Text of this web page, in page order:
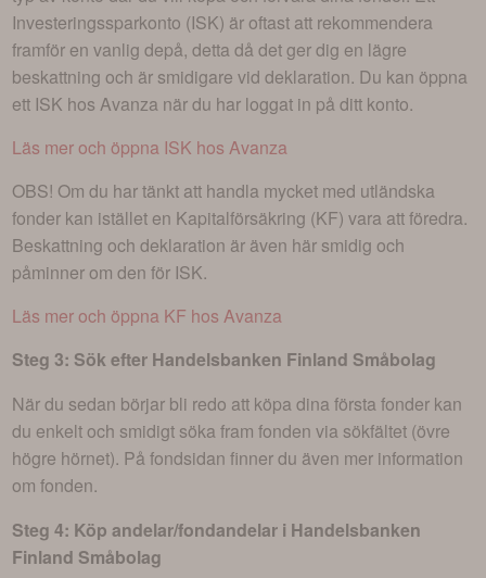
Investeringssparkonto (ISK) är oftast att rekommendera
framför en vanlig depå, detta då det ger dig en lägre
beskattning och är smidigare vid deklaration. Du kan öppna
ett ISK hos Avanza när du har loggat in på ditt konto.
Läs mer och öppna ISK hos Avanza
OBS! Om du har tänkt att handla mycket med utländska
fonder kan istället en Kapitalförsäkring (KF) vara att föredra.
Beskattning och deklaration är även här smidig och
påminner om den för ISK.
Läs mer och öppna KF hos Avanza
Steg 3: Sök efter Handelsbanken Finland Småbolag
När du sedan börjar bli redo att köpa dina första fonder kan
du enkelt och smidigt söka fram fonden via sökfältet (övre
högre hörnet). På fondsidan finner du även mer information
om fonden.
Steg 4: Köp andelar/fondandelar i Handelsbanken
Finland Småbolag